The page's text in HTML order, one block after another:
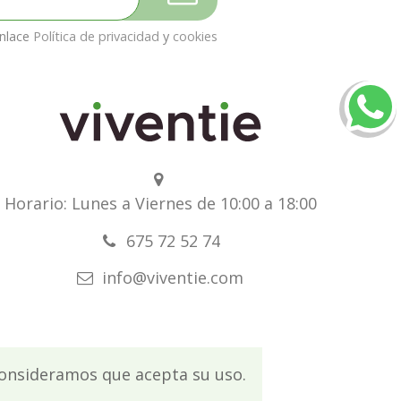
Política de privacidad y cookies
Horario: Lunes a Viernes de 10:00 a 18:00
675 72 52 74
info@viventie.com
que acepta su uso.